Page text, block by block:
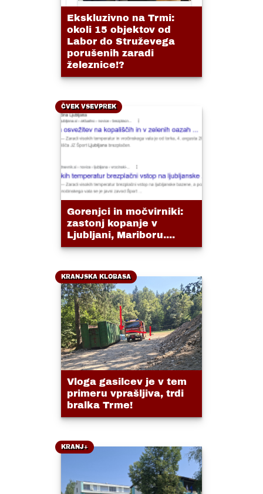
Ekskluzivno na Trmi:
okoli 15 objektov od
Labor do Struževega
porušenih zaradi
železnice!?
ČVEK VSEVPREK
Gorenjci in močvirniki:
zastonj kopanje v
Ljubljani, Mariboru....
KRANJSKA KLOBASA
Vloga gasilcev je v tem
primeru vprašljiva, trdi
bralka Trme!
KRANJ+